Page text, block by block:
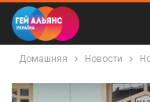
Домашняя Новости